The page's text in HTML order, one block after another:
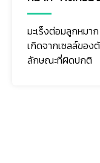
โรคติดเชื้อที่คิด
แต่แท้จริงแล้วอ
กระจายจากกา